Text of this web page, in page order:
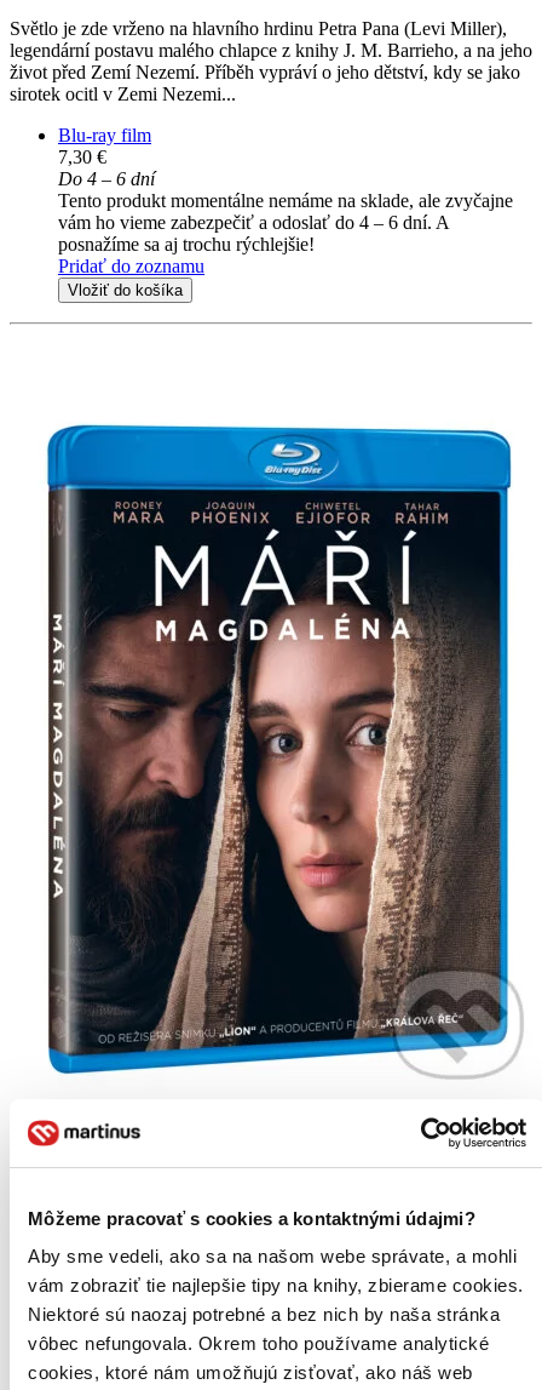
Môžeme pracovať s cookies a kontaktnými údajmi?
Aby sme vedeli, ako sa na našom webe správate, a mohli
vám zobraziť tie najlepšie tipy na knihy, zbierame cookies.
Niektoré sú naozaj potrebné a bez nich by naša stránka
vôbec nefungovala. Okrem toho používame analytické
cookies, ktoré nám umožňujú zisťovať, ako náš web
Světlo je zde vrženo na hlavního hrdinu Petra Pana (Levi Miller),
legendární postavu malého chlapce z knihy J. M. Barrieho, a na jeho
život před Zemí Nezemí. Příběh vypráví o jeho dětství, kdy se jako
sirotek ocitl v Zemi Nezemi...
Blu-ray film
7,30 €
Do 4 – 6 dní
Tento produkt momentálne nemáme na sklade, ale zvyčajne
vám ho vieme zabezpečiť a odoslať do 4 – 6 dní. A
posnažíme sa aj trochu rýchlejšie!
Pridať do zoznamu
Vložiť do košíka
Máří Magdaléna
CZ
Joaquin Phoenix
Chiwetel Ejiofor
Tahar Rahim
Tawfeek Barhom
ďalší
Ve snímku režiséra Gartha Davise (Lion a TV seriál Na jezeře),
který se odehrává v prvním století našeho letopočtu ve Svaté zemi,
mladá dívka (Rooney Mara) opouští svou rodnou rybářskou